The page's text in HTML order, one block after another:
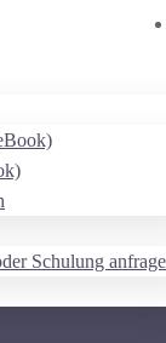
Schulung